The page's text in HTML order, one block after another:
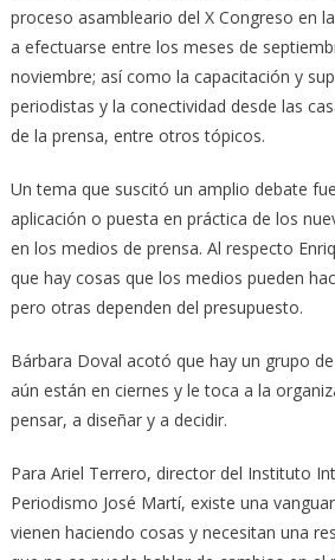
proceso asambleario del X Congreso en
a efectuarse entre los meses de
noviembre; así como la capacitación y
periodistas y la conectividad desde las
de la prensa, entre otros tópicos.
Un tema que suscitó un amplio debate
aplicación o puesta en práctica de los
en los medios de prensa. Al respecto
que hay cosas que los medios pueden
pero otras dependen del presupuesto.
Bárbara Doval acotó que hay un grupo
aún están en ciernes y le toca a la
pensar, a diseñar y a decidir.
Para Ariel Terrero, director del Instituto
Periodismo José Martí, existe una
vienen haciendo cosas y necesitan una